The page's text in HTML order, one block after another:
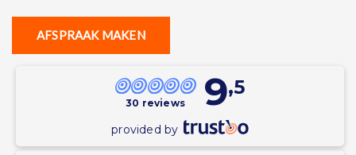
AFSPRAAK MAKEN
30 reviews 9,5
provided by